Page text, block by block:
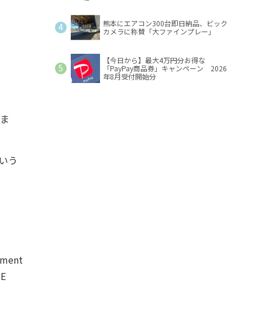
う
熊本にエアコン300台即日納品、ビック
カメラに称賛「大ファインプレー」
【今日から】最大4万円分お得な
「PayPay商品券」キャンペーン 2026
年8月受付開始分